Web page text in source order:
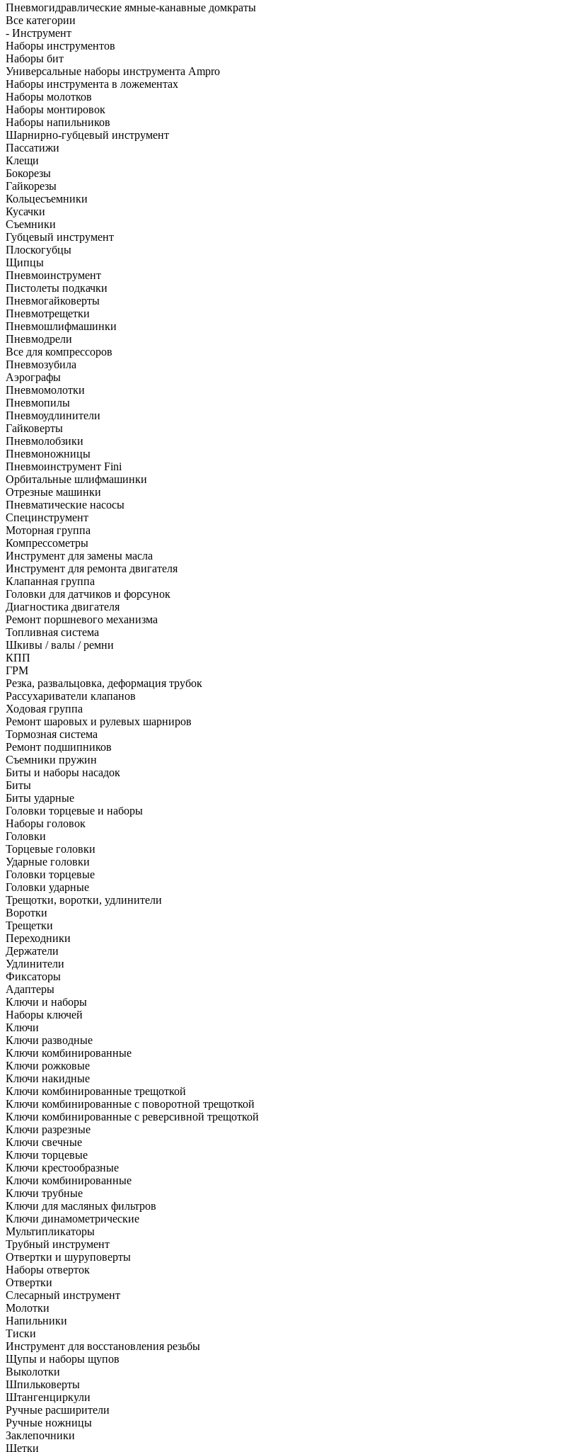
Пневмогидравлические ямные-канавные домкраты
Все категории
- Инструмент
Наборы инструментов
Наборы бит
Универсальные наборы инструмента Ampro
Наборы инструмента в ложементах
Наборы молотков
Наборы монтировок
Наборы напильников
Шарнирно-губцевый инструмент
Пассатижи
Клещи
Бокорезы
Гайкорезы
Кольцесъемники
Кусачки
Съемники
Губцевый инструмент
Плоскогубцы
Щипцы
Пневмоинструмент
Пистолеты подкачки
Пневмогайковерты
Пневмотрещетки
Пневмошлифмашинки
Пневмодрели
Все для компрессоров
Пневмозубила
Аэрографы
Пневмомолотки
Пневмопилы
Пневмоудлинители
Гайковерты
Пневмолобзики
Пневмоножницы
Пневмоинструмент Fini
Орбитальные шлифмашинки
Отрезные машинки
Пневматические насосы
Специнструмент
Моторная группа
Компрессометры
Инструмент для замены масла
Инструмент для ремонта двигателя
Клапанная группа
Головки для датчиков и форсунок
Диагностика двигателя
Ремонт поршневого механизма
Топливная система
Шкивы / валы / ремни
КПП
ГРМ
Резка, развальцовка, деформация трубок
Рассухариватели клапанов
Ходовая группа
Ремонт шаровых и рулевых шарниров
Тормозная система
Ремонт подшипников
Съемники пружин
Биты и наборы насадок
Биты
Биты ударные
Головки торцевые и наборы
Наборы головок
Головки
Торцевые головки
Ударные головки
Головки торцевые
Головки ударные
Трещотки, воротки, удлинители
Воротки
Трещетки
Переходники
Держатели
Удлинители
Фиксаторы
Адаптеры
Ключи и наборы
Наборы ключей
Ключи
Ключи разводные
Ключи комбинированные
Ключи рожковые
Ключи накидные
Ключи комбинированные трещоткой
Ключи комбинированные с поворотной трещоткой
Ключи комбинированные с реверсивной трещоткой
Ключи разрезные
Ключи свечные
Ключи торцевые
Ключи крестообразные
Ключи комбинированные
Ключи трубные
Ключи для масляных фильтров
Ключи динамометрические
Мультипликаторы
Трубный инструмент
Отвертки и шуруповерты
Наборы отверток
Отвертки
Слесарный инструмент
Молотки
Напильники
Тиски
Инструмент для восстановления резьбы
Щупы и наборы щупов
Выколотки
Шпильковерты
Штангенциркули
Ручные расширители
Ручные ножницы
Заклепочники
Щетки